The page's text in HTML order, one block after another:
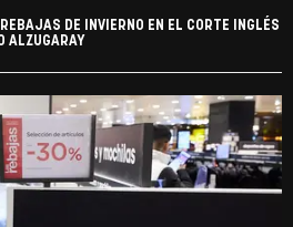
DE INVIERNO EN EL CORTE INGLÉS
ALZUGARAY